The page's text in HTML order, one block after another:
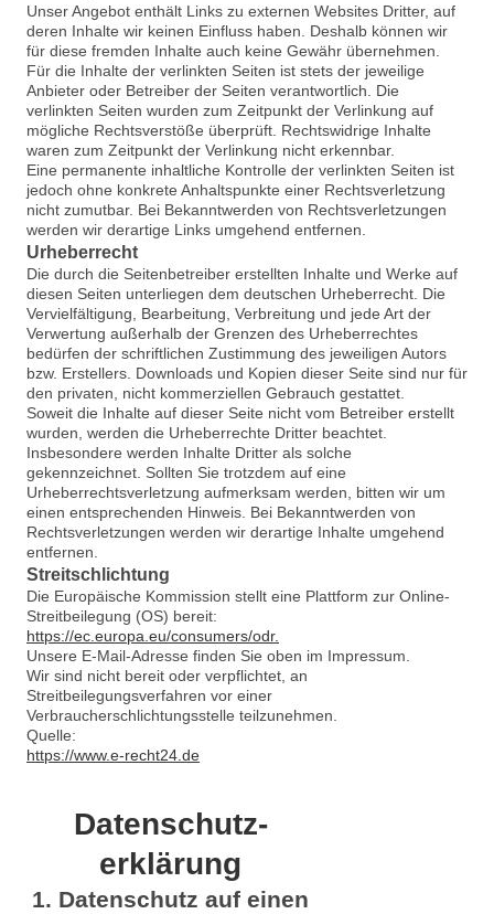
Unser Angebot enthält Links zu externen Websites Dritter, auf
deren Inhalte wir keinen Einfluss haben. Deshalb können wir
für diese fremden Inhalte auch keine Gewähr übernehmen.
Für die Inhalte der verlinkten Seiten ist stets der jeweilige
Anbieter oder Betreiber der Seiten verantwortlich. Die
verlinkten Seiten wurden zum Zeitpunkt der Verlinkung auf
mögliche Rechtsverstöße überprüft. Rechtswidrige Inhalte
waren zum Zeitpunkt der Verlinkung nicht erkennbar.
Eine permanente inhaltliche Kontrolle der verlinkten Seiten ist
jedoch ohne konkrete Anhaltspunkte einer Rechtsverletzung
nicht zumutbar. Bei Bekanntwerden von Rechtsverletzungen
werden wir derartige Links umgehend entfernen.
Urheberrecht
Die durch die Seitenbetreiber erstellten Inhalte und Werke auf
diesen Seiten unterliegen dem deutschen Urheberrecht. Die
Vervielfältigung, Bearbeitung, Verbreitung und jede Art der
Verwertung außerhalb der Grenzen des Urheberrechtes
bedürfen der schriftlichen Zustimmung des jeweiligen Autors
bzw. Erstellers. Downloads und Kopien dieser Seite sind nur für
den privaten, nicht kommerziellen Gebrauch gestattet.
Soweit die Inhalte auf dieser Seite nicht vom Betreiber erstellt
wurden, werden die Urheberrechte Dritter beachtet.
Insbesondere werden Inhalte Dritter als solche
gekennzeichnet. Sollten Sie trotzdem auf eine
Urheberrechtsverletzung aufmerksam werden, bitten wir um
einen entsprechenden Hinweis. Bei Bekanntwerden von
Rechtsverletzungen werden wir derartige Inhalte umgehend
entfernen.
Streitschlichtung
Die Europäische Kommission stellt eine Plattform zur Online-
Streitbeilegung (OS) bereit:
https://ec.europa.eu/consumers/odr.
Unsere E-Mail-Adresse finden Sie oben im Impressum.
Wir sind nicht bereit oder verpflichtet, an
Streitbeilegungsverfahren vor einer
Verbraucherschlichtungsstelle teilzunehmen.
Quelle:
https://www.e-recht24.de
Datenschutz­
erklärung
1. Datenschutz auf einen